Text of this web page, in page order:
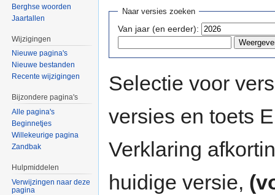
Naar versies zoeken
Van jaar (en eerder):
Selectie voor
versies en toets
Verklaring
huidige versie,
Berghse woorden
Jaartallen
Wijzigingen
Nieuwe pagina's
Nieuwe bestanden
Recente wijzigingen
Bijzondere pagina's
Alle pagina's
Beginnetjes
Willekeurige pagina
Zandbak
Hulpmiddelen
Verwijzingen naar deze
pagina